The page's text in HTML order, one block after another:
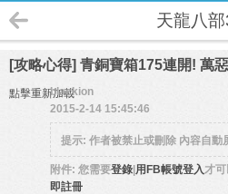
天龍八
[攻略心得] 青銅寶箱175連開! 萬
點擊重新加載
blackion
2015-2-14 15:45:46
提示: 作者被禁止或刪除 內容自動
附件: 您需要登錄 用FB帳號登入才
即註冊